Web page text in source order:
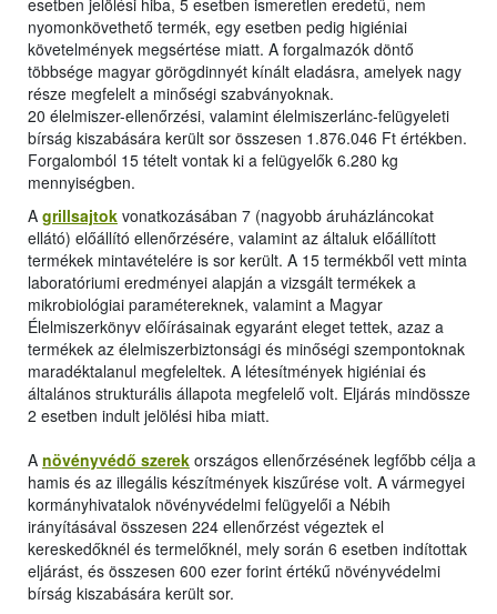
esetben jelölési hiba, 5 esetben ismeretlen eredetű, nem
nyomonkövethető termék, egy esetben pedig higiéniai
követelmények megsértése miatt. A forgalmazók döntő
többsége magyar görögdinnyét kínált eladásra, amelyek nagy
része megfelelt a minőségi szabványoknak.
20 élelmiszer-ellenőrzési, valamint élelmiszerlánc-felügyeleti
bírság kiszabására került sor összesen 1.876.046 Ft értékben.
Forgalomból 15 tételt vontak ki a felügyelők 6.280 kg
mennyiségben.
A grillsajtok vonatkozásában 7 (nagyobb áruházláncokat
ellátó) előállító ellenőrzésére, valamint az általuk előállított
termékek mintavételére is sor került. A 15 termékből vett minta
laboratóriumi eredményei alapján a vizsgált termékek a
mikrobiológiai paramétereknek, valamint a Magyar
Élelmiszerkönyv előírásainak egyaránt eleget tettek, azaz a
termékek az élelmiszerbiztonsági és minőségi szempontoknak
maradéktalanul megfeleltek. A létesítmények higiéniai és
általános strukturális állapota megfelelő volt. Eljárás mindössze
2 esetben indult jelölési hiba miatt.
A növényvédő szerek országos ellenőrzésének legfőbb célja a
hamis és az illegális készítmények kiszűrése volt. A vármegyei
kormányhivatalok növényvédelmi felügyelői a Nébih
irányításával összesen 224 ellenőrzést végeztek el
kereskedőknél és termelőknél, mely során 6 esetben indítottak
eljárást, és összesen 600 ezer forint értékű növényvédelmi
bírság kiszabására került sor.